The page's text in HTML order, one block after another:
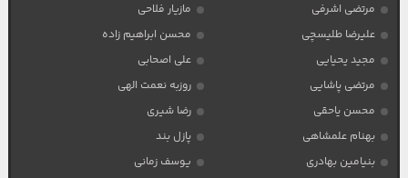
مرتضی اشرفی
مازیار فلاحی
علیرضا طلیسچی
محسن ابراهیم زاده
مجید یحیایی
علی اصحابی
مرتضی پاشایی
روزبه نعمت الهی
محسن یاحقی
رضا شیری
بهنام علمشاهی
پازل بند
بنیامین بهادری
یوسف زمانی